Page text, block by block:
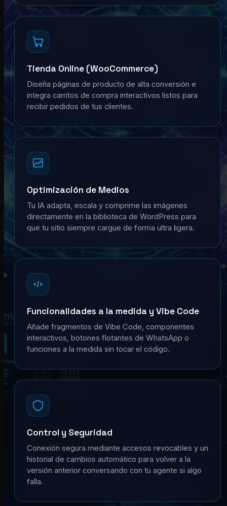
Tienda Online (WooCommerce)
Diseña páginas de producto de alta conversión e
integra carritos de compra interactivos listos para
recibir pedidos de tus clientes.
Optimización de Medios
Tu IA adapta, escala y comprime las imágenes
directamente en la biblioteca de WordPress para
que tu sitio siempre cargue de forma ultra ligera.
Funcionalidades a la medida y Vibe Code
Añade fragmentos de Vibe Code, componentes
interactivos, botones flotantes de WhatsApp o
funciones a la medida sin tocar el código.
Control y Seguridad
Conexión segura mediante accesos revocables y un
historial de cambios automático para volver a la
versión anterior conversando con tu agente si algo
falla.